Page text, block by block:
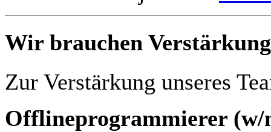
Wir brauchen
Zur Verstärkung unseres
Offlineprogrammierer